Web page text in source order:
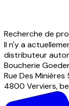
Recherche de
Il n'y a
distributeur
Boucherie
Rue Des Minières
4800 Verviers,be